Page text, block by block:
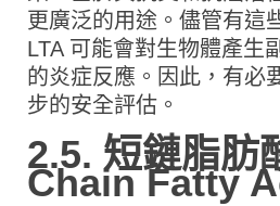
更廣泛的用途。儘管有這
LTA 可能會對生物體產生
的炎症反應。因此，有必
步的安全評估。
2.5. 短鏈脂肪
Chain Fatty